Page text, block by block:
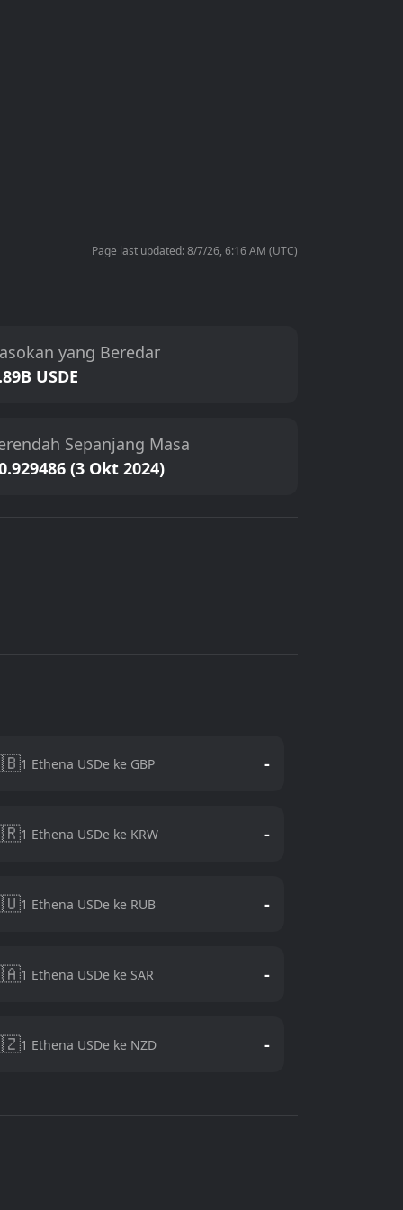
Page last updated: 8/7/26, 6:16 AM (UTC)
yang Beredar
USDE
Sepanjang Masa
(3 Okt 2024)
1 Ethena USDe ke GBP -
1 Ethena USDe ke KRW -
1 Ethena USDe ke RUB -
1 Ethena USDe ke SAR -
1 Ethena USDe ke NZD -